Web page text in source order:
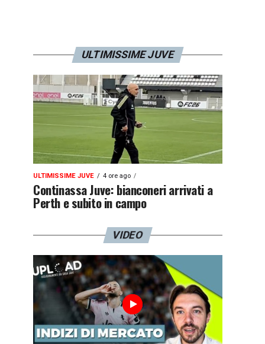
ULTIMISSIME JUVE
ULTIMISSIME JUVE 4 ore ago
Continassa Juve: bianconeri arrivati a
Perth e subito in campo
VIDEO